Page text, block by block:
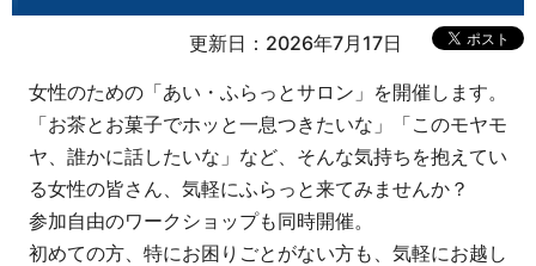
更新日：2026年7月17日
女性のための「あい・ふらっとサロン」を開催します。
「お茶とお菓子でホッと一息つきたいな」「このモヤモ
ヤ、誰かに話したいな」など、そんな気持ちを抱えてい
る女性の皆さん、気軽にふらっと来てみませんか？
参加自由のワークショップも同時開催。
初めての方、特にお困りごとがない方も、気軽にお越し